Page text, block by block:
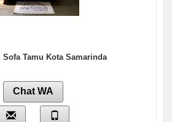
Tamu Kota Samarinda
Chat WA